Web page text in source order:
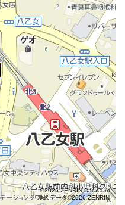
©2026 ZENRIN DataCom
地図データ©2026 ZENRIN